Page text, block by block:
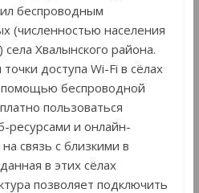
беспроводным
(численностью населения
Хвалынского района.
доступа Wi-Fi в сёлах
помощью беспроводной
пользоваться
и онлайн-
связь с близкими в
в этих сёлах
позволяет подключить